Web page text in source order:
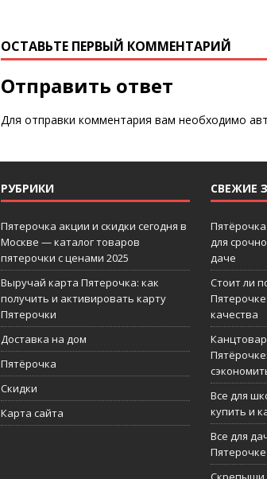
ОСТАВЬТЕ ПЕРВЫЙ КОММЕНТАРИЙ
Отправить ответ
Для отправки комментария вам необходимо
РУБРИКИ
Пятерочка акции и скидки сегодня в
Москве — каталог товаров
пятерочки с ценами 2025
Выручай карта Пятерочка: как
получить и активировать карту
Пятерочки
Доставка на дом
Пятёрочка
Скидки
Карта сайта
СВЕЖИЕ
для
даче
Стоит ли
качества
Все для
купить и
Все для
Пятерочке